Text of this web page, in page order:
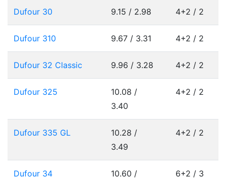
Dufour 30 9.15 / 2.98 4+2 / 2
Dufour 310 9.67 / 3.31 4+2 / 2
Dufour 32 Classic 9.96 / 3.28 4+2 / 2
Dufour 325
10.08 /
3.40
4+2 / 2
Dufour 335 GL
10.28 /
3.49
4+2 / 2
Dufour 34
10.60 /
6+2 / 3